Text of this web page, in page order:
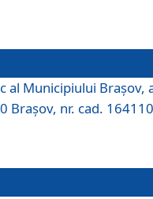
al Municipiului Braşov,
Brașov, nr. cad.